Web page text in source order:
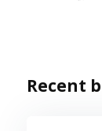
Recent